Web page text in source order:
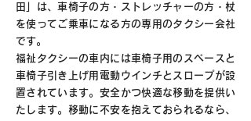
田」は、車椅子の方・ストレッチャーの方・杖
を使ってご乗車になる方の専用のタクシー会社
です。
福祉タクシーの車内には車椅子用のスペースと
車椅子引き上げ用電動ウインチとスロープが設
置されています。安全かつ快適な移動を提供い
たします。移動に不安を抱えておられるなら、